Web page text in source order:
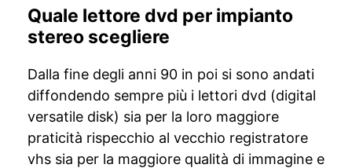
Quale lettore dvd per impianto
stereo scegliere
Dalla fine degli anni 90 in poi si sono andati
diffondendo sempre più i lettori dvd (digital
versatile disk) sia per la loro maggiore
praticità rispecchio al vecchio registratore
vhs sia per la maggiore qualità di immagine e